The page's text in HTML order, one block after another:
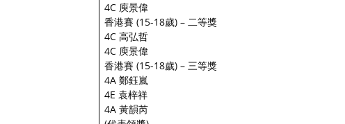
4C 庾景偉
香港賽 (15-18歲) – 二等獎
4C 高弘哲
4C 庾景偉
香港賽 (15-18歲) – 三等獎
4A 鄭鈺嵐
4E 袁梓祥
4A 黃韻芮